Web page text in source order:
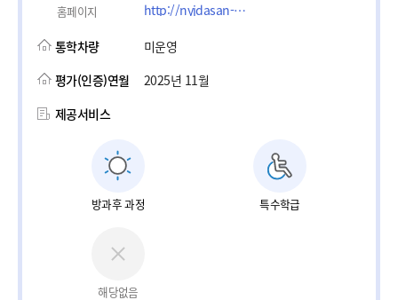
홈페이지 http://nyjdasan-k.goegn.kr
통학차량
미운영
평가(인증)연월
2025년 11월
제공서비스
방과후 과정 특수학급
해당없음